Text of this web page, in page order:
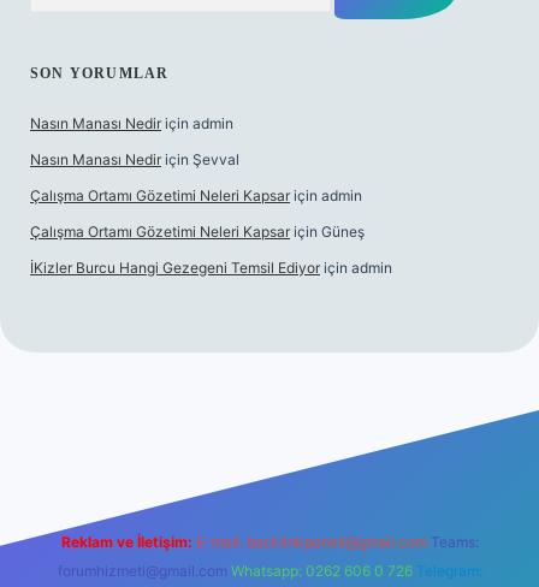
SON YORUMLAR
Nasın Manası Nedir için admin
Nasın Manası Nedir için Şevval
Çalışma Ortamı Gözetimi Neleri Kapsar için admin
Çalışma Ortamı Gözetimi Neleri Kapsar için Güneş
İKizler Burcu Hangi Gezegeni Temsil Ediyor için admin
Reklam ve İletişim: E-mail: backlinkpaneli@gmail.com Teams:
forumhizmeti@gmail.com Whatsapp: 0262 606 0 726 Telegram: